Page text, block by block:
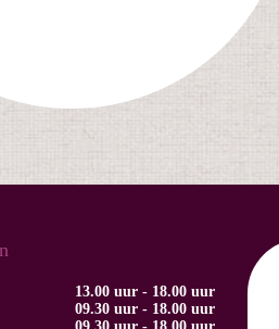
13.00 uur - 18.00 uur
09.30 uur - 18.00 uur